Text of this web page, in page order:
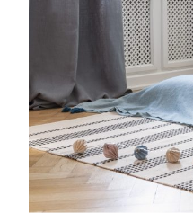
al mese
l’organizzazione
crescita, cucina,
mondo delle
e speciale.Una
semplice
genitorialità,